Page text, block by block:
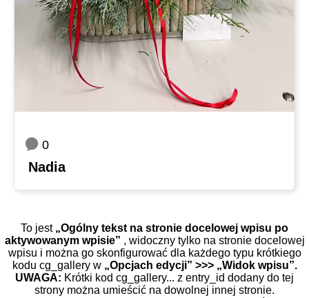
0
Nadia
To jest „Ogólny tekst na stronie docelowej wpisu po
aktywowanym wpisie” , widoczny tylko na stronie docelowej
wpisu i można go skonfigurować dla każdego typu krótkiego
kodu cg_gallery w „Opcjach edycji” >>> „Widok wpisu”.
UWAGA: Krótki kod cg_gallery... z entry_id dodany do tej
strony można umieścić na dowolnej innej stronie.